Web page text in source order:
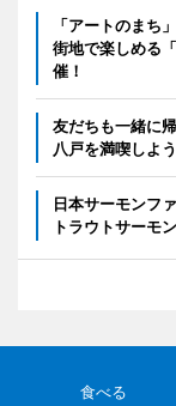
「アートのまち
街地で楽しめる
催！
友だちも一緒に
八戸を満喫しよう
日本サーモンフ
トラウトサーモ
食べる